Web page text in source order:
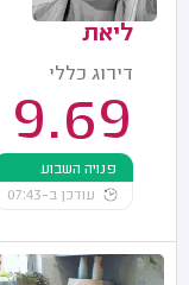
ליאת
דירוג כללי
9.69
פנויה השבוע
עודכן ב-07:43